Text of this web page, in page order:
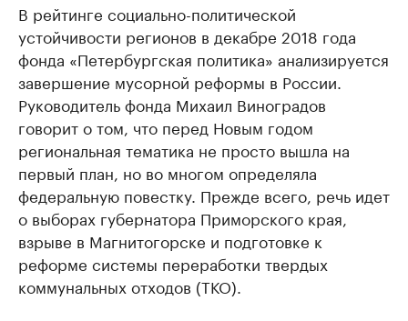
В рейтинге социально-политической
устойчивости регионов в декабре 2018 года
фонда «Петербургская политика» анализируется
завершение мусорной реформы в России.
Руководитель фонда Михаил Виноградов
говорит о том, что перед Новым годом
региональная тематика не просто вышла на
первый план, но во многом определяла
федеральную повестку. Прежде всего, речь идет
о выборах губернатора Приморского края,
взрыве в Магнитогорске и подготовке к
реформе системы переработки твердых
коммунальных отходов (ТКО).